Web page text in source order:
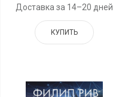
Доставка за 14–20 дней
КУПИТЬ